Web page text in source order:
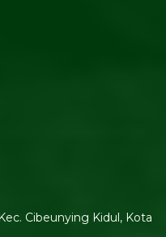
Cibeunying Kidul, Kota